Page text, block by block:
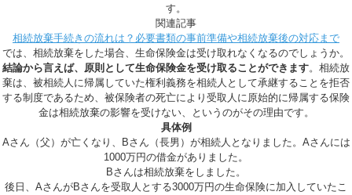
す。
関連記事
相続放棄手続きの流れは？必要書類の事前準備や相続放棄後の対応まで
では、相続放棄をした場合、生命保険金は受け取れなくなるのでしょうか。
結論から言えば、原則として生命保険金を受け取ることができます。相続放
棄は、被相続人に帰属していた権利義務を相続人として承継することを拒否
する制度であるため、被保険者の死亡により受取人に原始的に帰属する保険
金は相続放棄の影響を受けない、というのがその理由です。
具体例
Aさん（父）が亡くなり、Bさん（長男）が相続人となりました。Aさんには
1000万円の借金がありました。
Bさんは相続放棄をしました。
後日、AさんがBさんを受取人とする3000万円の生命保険に加入していたこ